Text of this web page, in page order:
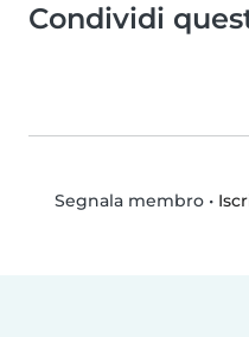
Condividi
Segnala membro•